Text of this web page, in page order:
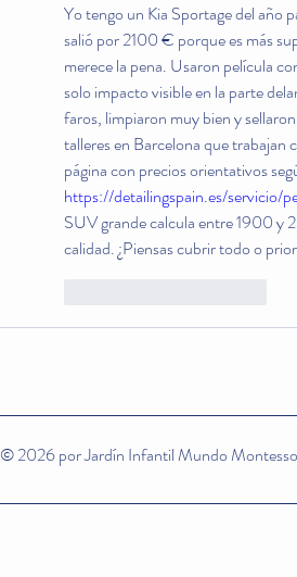
Yo tengo un Kia Sportage del año
salió por 2100 € porque es más
merece la pena. Usaron película
solo impacto visible en la parte
faros, limpiaron muy bien y
talleres en Barcelona que trabajan
https://detailingspain.es/
SUV grande calcula entre 1900 y
calidad. ¿Piensas cubrir todo o
© 2026 por Jardín Infantil Mundo